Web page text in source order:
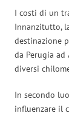
I costi di un
Innanzitutto,
destinazione
da Perugia
diversi
In secondo
influenzare il